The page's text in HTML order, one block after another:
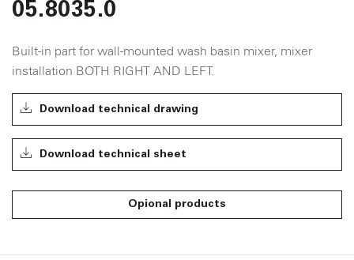
05.8035.0
Built-in part for wall-mounted wash basin mixer, mixer
installation BOTH RIGHT AND LEFT.
Download technical drawing
Download technical sheet
Opional products